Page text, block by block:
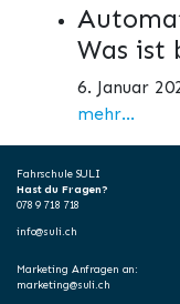
Was ist
6. Januar
mehr...
Fahrschule SULI
Hast du Fragen?
078 9 718 718
info@suli.ch
Marketing Anfragen an:
marketing@suli.ch